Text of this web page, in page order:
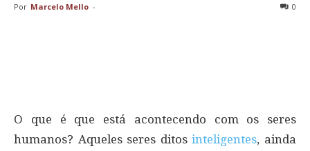
Por Marcelo Mello - 0
O que é que está acontecendo com os seres
humanos? Aqueles seres ditosinteligentes, ainda